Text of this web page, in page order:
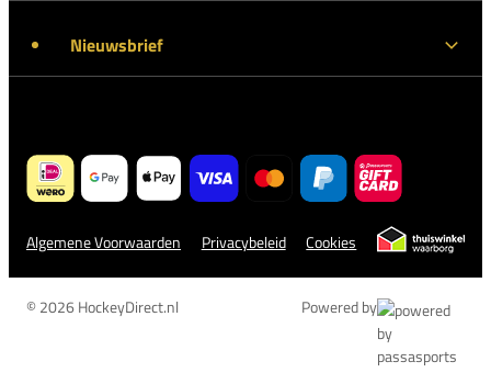
Nieuwsbrief
Algemene Voorwaarden Privacybeleid Cookies
© 2026 HockeyDirect.nl Powered by